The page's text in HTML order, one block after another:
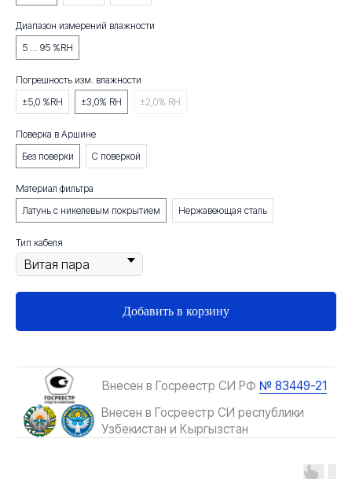
Диапазон измерений влажности
5 … 95 %RH
Погрешность изм. влажности
±5,0 %RH
±3,0% RH ±2,0% RH
Поверка в Аршине
Без поверки
С поверкой
Материал фильтра
Латунь с никелевым покрытием
Нержавеющая сталь
Тип кабеля
Добавить в корзину
Внесен в Госреестр СИ РФ
Внесен в Госреестр СИ республики
Узбекистан и Кыргызстан